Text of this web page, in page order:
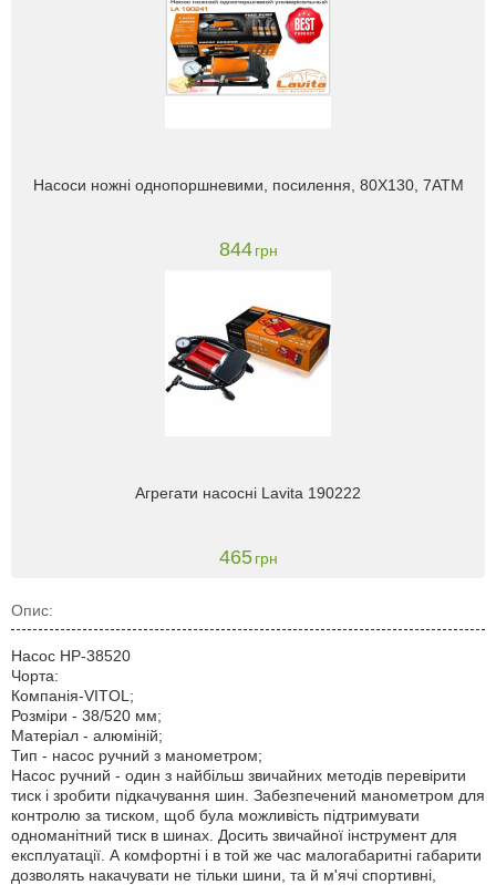
Насоси ножні однопоршневими, посилення, 80X130, 7АТМ
844 грн
Агрегати насосні Lavita 190222
465 грн
Опис:
Насос НР-38520
Чорта:
Компанія-VITOL;
Розміри - 38/520 мм;
Матеріал - алюміній;
Тип - насос ручний з манометром;
Насос ручний - один з найбільш звичайних методів перевірити
тиск і зробити підкачування шин. Забезпечений манометром для
контролю за тиском, щоб була можливість підтримувати
одноманітний тиск в шинах. Досить звичайної інструмент для
експлуатації. А комфортні і в той же час малогабаритні габарити
дозволять накачувати не тільки шини, та й м'ячі спортивні,